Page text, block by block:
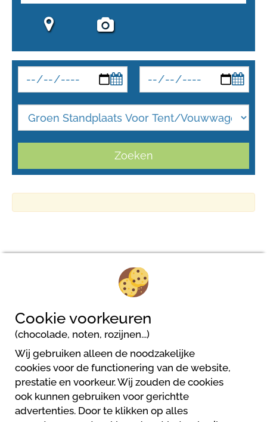
Zoeken
Camping Delle Rose
18035 Isolabona
Cookie voorkeuren
(chocolade, noten, rozijnen...)
Wij gebruiken alleen de noodzakelijke
cookies voor de functionering van de website,
prestatie en voorkeur. Wij zouden de cookies
ook kunnen gebruiken voor gerichtte
advertenties. Door te klikken op alles